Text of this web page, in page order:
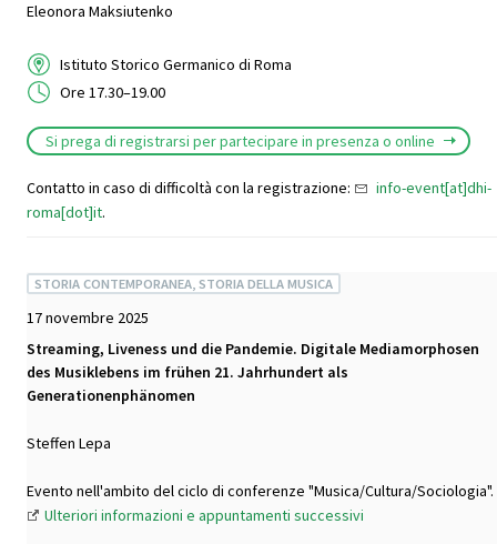
Eleonora Maksiutenko
Istituto Storico Germanico di Roma
Ore 17.30–19.00
Si prega di registrarsi per partecipare in presenza o online
Contatto in caso di difficoltà con la registrazione:
info-event[at]dhi-
roma[dot]it.
STORIA CONTEMPORANEA, STORIA DELLA MUSICA
17 novembre 2025
Streaming, Liveness und die Pandemie. Digitale Mediamorphosen
des Musiklebens im frühen 21. Jahrhundert als
Generationenphänomen
Steffen Lepa
Evento nell'ambito del ciclo di conferenze "Musica/Cultura/Sociologia".
Ulteriori informazioni e appuntamenti successivi